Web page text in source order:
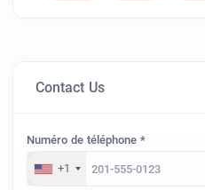
Contact Us
Numéro de téléphone *
+1